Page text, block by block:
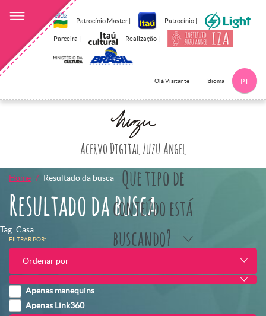
Patrocínio Master | Patrocínio |
Parceira | Realização |
Olá Visitante Idioma PT
Acervo Digital Zuzu Angel
Que tipo de
conteúdo está
buscando?
Home Resultado da busca
Resultado da busca
Tag: Casa
FILTRAR POR:
Ordenar por
Apenas manequins
Apenas Link360